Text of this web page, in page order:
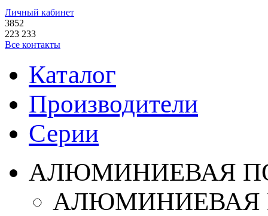
Личный кабинет
3852
223 233
Все контакты
Каталог
Производители
Серии
АЛЮМИНИЕВАЯ
АЛЮМИНИЕВАЯ